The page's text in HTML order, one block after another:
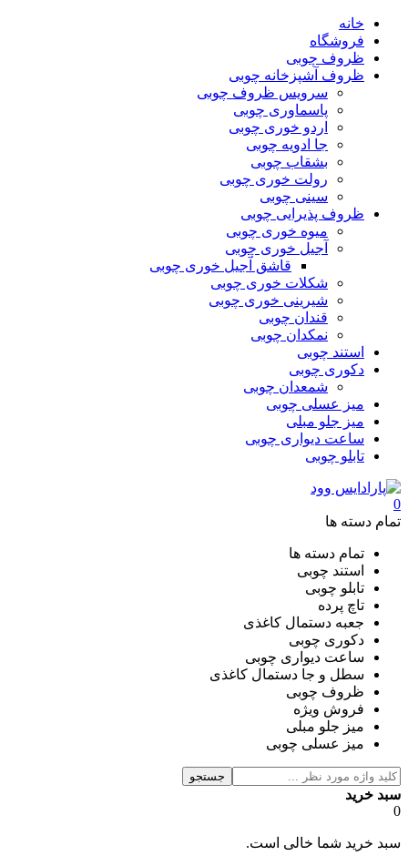
خانه
فروشگاه
ظروف چوبی
ظروف آشپزخانه چوبی
سرویس ظروف چوبی
پاسماوری چوبی
اردو خوری چوبی
جا ادویه چوبی
بشقاب چوبی
رولت خوری چوبی
سینی چوبی
ظروف پذیرایی چوبی
میوه خوری چوبی
آجیل خوری چوبی
قاشق آجیل خوری چوبی
شکلات خوری چوبی
شیرینی خوری چوبی
قندان چوبی
نمکدان چوبی
استند چوبی
دکوری چوبی
شمعدان چوبی
میز عسلی چوبی
میز جلو مبلی
ساعت دیواری چوبی
تابلو چوبی
0
تمام دسته ها
تمام دسته ها
استند چوبی
تابلو چوبی
تاچ پرده
جعبه دستمال کاغذی
دکوری چوبی
ساعت دیواری چوبی
سطل و جا دستمال کاغذی
ظروف چوبی
فروش ویژه
میز جلو مبلی
میز عسلی چوبی
جستجو
سبد خرید
0
سبد خرید شما خالی است.